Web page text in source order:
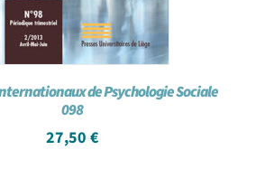
de Psychologie Sociale
098
27,50 €